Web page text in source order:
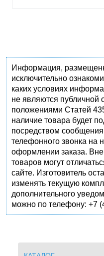
Информация,
исключительно
каких условиях
не являются публичной
положениями Статей
наличие товара будет
посредством
телефонного звонка на
оформлении заказа.
товаров могут
сайте. Изготовитель
изменять текущую
дополнительного
можно по телефону: +7